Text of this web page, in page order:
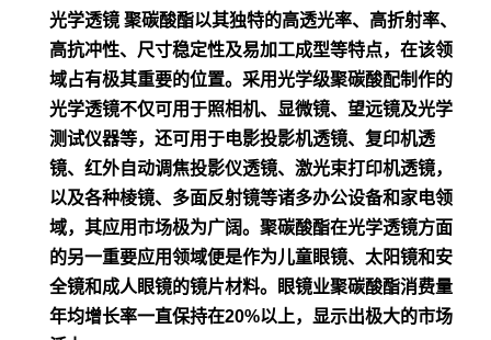
光学透镜 聚碳酸酯以其独特的高透光率、高折射率、
高抗冲性、尺寸稳定性及易加工成型等特点，在该领
域占有极其重要的位置。采用光学级聚碳酸配制作的
光学透镜不仅可用于照相机、显微镜、望远镜及光学
测试仪器等，还可用于电影投影机透镜、复印机透
镜、红外自动调焦投影仪透镜、激光束打印机透镜，
以及各种棱镜、多面反射镜等诸多办公设备和家电领
域，其应用市场极为广阔。聚碳酸酯在光学透镜方面
的另一重要应用领域便是作为儿童眼镜、太阳镜和安
全镜和成人眼镜的镜片材料。眼镜业聚碳酸酯消费量
年均增长率一直保持在20%以上，显示出极大的市场